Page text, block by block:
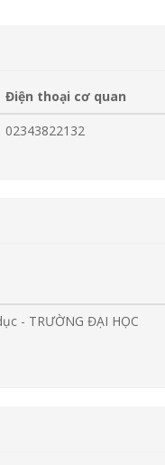
Điện thoại cơ quan
02343822132
- TRƯỜNG ĐẠI HỌC